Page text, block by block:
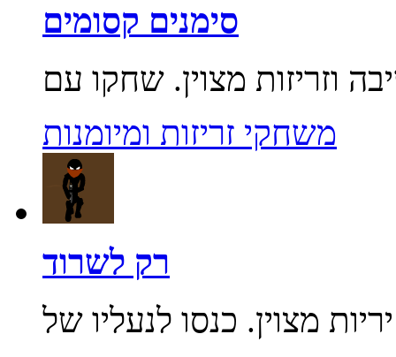
סימנים קסומים
משחקי זריזות ומיומנות
רק לשרוד